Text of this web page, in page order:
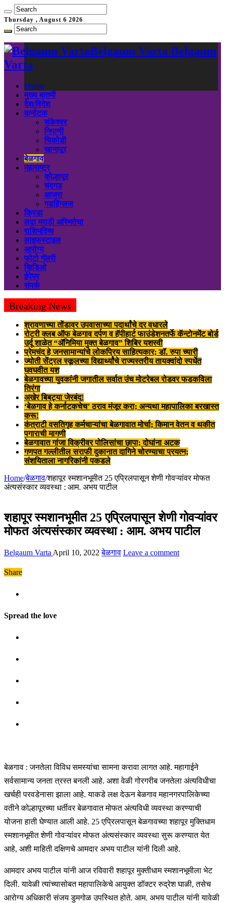
Thursday , August 6 2026
Belgaum Varta Belgaum
Varta
Home
मुख्य बातमी
देश/विदेश
कर्नाटक
संकेश्वर
निपाणी
चिकोडी
खानापूर
बेळगाव
महाराष्ट्र
कोल्हापूर
चंदगड
आजरा
गडहिंग्लज
क्रिडा
लढा मराठी अस्मितेचा
राशिभविष्य
लाइफस्टाइल
आरोग्य
फोटो गॅलरी
व्हिडिओ
ईपेपर
संपर्क
Breaking News
श्रावणाच्या तोंडावर उपवासाच्या पदार्थांचे दर वधारले
रोटरी क्लब ऑफ बेळगाव दर्पण व हॅपीहार्ट फाउंडेशनतर्फे कॅन्टोनमेंट बोर्ड
उर्दू शाळेत “ॲनिमिया मुक्त बेळगाव” शिबिर यशस्वी
प्रेमचंद हे जनसामान्यांचे लोकप्रिय साहित्यकार; डॉ. रुपा च्यारी
ज्योती सेंट्रल स्कूलच्या विद्यार्थ्यांचे राज्यस्तरीय तायक्वांदो स्पर्धेत
घवघवीत यश
बेळगावच्या युवकांनी जगातील सर्वात उंच मोटरेबल रोडवर फडकविला
तिरंगा
अखेर बिबट्या जेरबंद!
‘बेळगाव हे कर्नाटकचेच’ ठराव मंजूर करा; अन्यथा महापालिका बरखास्त
करू!
कंत्राटी वसतिगृह कर्मचाऱ्यांचा बेळगावात मोर्चा; किमान वेतन व थकीत
पगाराची मागणी
बेळगावात गांजा विक्रीवर पोलिसांचा छापा; दोघांना अटक
गणपत गल्लीतील सराफी दुकानात दागिने चोरण्याचा प्रयत्न;
संशयिताला नागरिकांनी पकडले
Home/बेळगाव/शहापूर स्मशानभूमीत 25 एप्रिलपासून शेणी गोवऱ्यांवर मोफत
अंत्यसंस्कार व्यवस्था : आम. अभय पाटील
शहापूर स्मशानभूमीत 25 एप्रिलपासून शेणी गोवऱ्यांवर
मोफत अंत्यसंस्कार व्यवस्था : आम. अभय पाटील
Belgaum Varta April 10, 2022 बेळगाव Leave a comment
Share
Spread the love
बेळगाव : जनतेला विविध समस्यांचा सामना करावा लागत आहे. महागाईने
सर्वसामान्य जनता त्रस्त बनली आहे. अशा वेळी गोरगरीब जनतेला अंत्यविधीचा
खर्चही परवडेनासा झाला आहे. याकडे लक्ष देऊन बेळगाव महानगरपालिकेच्या
वतीने कोल्हापूरच्या धर्तीवर बेळगावात मोफत अंत्यविधी व्यवस्था करण्याची
योजना हाती घेण्यात आली आहे. 25 एप्रिलपासून बेळगावच्या शहापूर मुक्तिधाम
स्मशानभूमीत शेणी गोवऱ्यांवर मोफत अंत्यसंस्कार व्यवस्था सुरू करण्यात येत
आहे, अशी माहिती दक्षिणचे आमदार अभय पाटील यांनी दिली आहे.
आमदार अभय पाटील यांनी आज रविवारी शहापूर मुक्तीधाम स्मशानभूमीला भेट
दिली. यावेळी त्यांच्यासोबत महापालिकेचे आयुक्त डॉक्टर रुद्रेश घाळी, तसेच
आरोग्य अधिकारी संजय डुमगोळ उपस्थित होते. आम. अभय पाटील यांनी यावेळी